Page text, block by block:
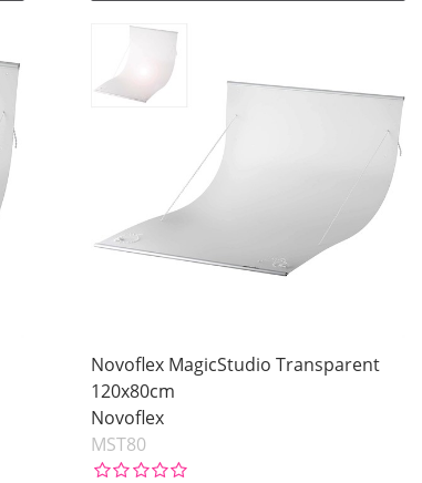
Novoflex MagicStudio Transparent
120x80cm
Novoflex
MST80